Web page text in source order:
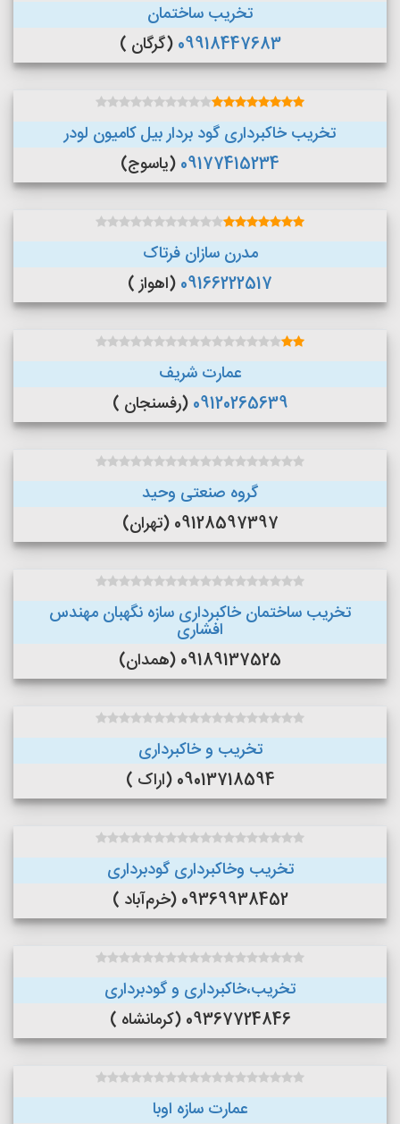
تخریب ساختمان
09918447683 (گرگان )
تخریب خاکبرداری گود بردار بیل کامیون لودر
09177415234 (یاسوج)
مدرن سازان فرتاک
09166222517 (اهواز )
عمارت شریف
09120265639 (رفسنجان )
گروه صنعتی وحید
09128597397 (تهران)
تخریب ساختمان خاکبرداری سازه نگهبان مهندس
افشاری
09189137525 (همدان)
تخریب و خاکبرداری
09013718594 (اراک )
تخریب وخاکبرداری گودبرداری
09369938452 (خرم‌آباد )
تخریب،خاکبرداری و گودبرداری
09367724846 (کرمانشاه )
عمارت سازه اوبا